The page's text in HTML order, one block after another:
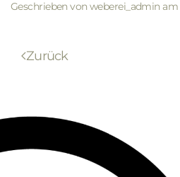
Geschrieben vonweberei_admin am
Zurück